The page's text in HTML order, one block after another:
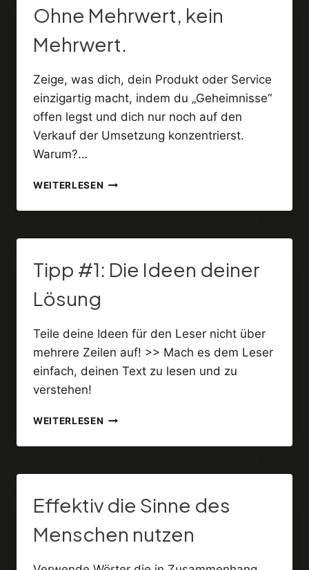
FEHLENDEM
ZIELGRUPPENVERSTÄNDNIS.
Ohne Mehrwert, kein
Mehrwert.
Zeige, was dich, dein Produkt oder Service
einzigartig macht, indem du „Geheimnisse“
offen legst und dich nur noch auf den
Verkauf der Umsetzung konzentrierst.
Warum?…
WEITERLESENOHNE
KEIN
Tipp #1: Die Ideen deiner
Lösung
Teile deine Ideen für den Leser nicht über
mehrere Zeilen auf! >> Mach es dem Leser
einfach, deinen Text zu lesen und zu
verstehen!
WEITERLESENTIPP
DIE
DEINER
Effektiv die Sinne des
Menschen nutzen